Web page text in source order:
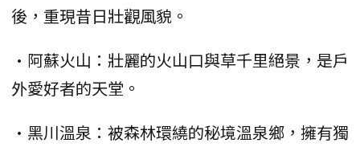
後，重現昔日壯觀風貌。
•阿蘇火山：壯麗的火山口與草千里絕景，是戶
外愛好者的天堂。
•黑川溫泉：被森林環繞的秘境溫泉鄉，擁有獨